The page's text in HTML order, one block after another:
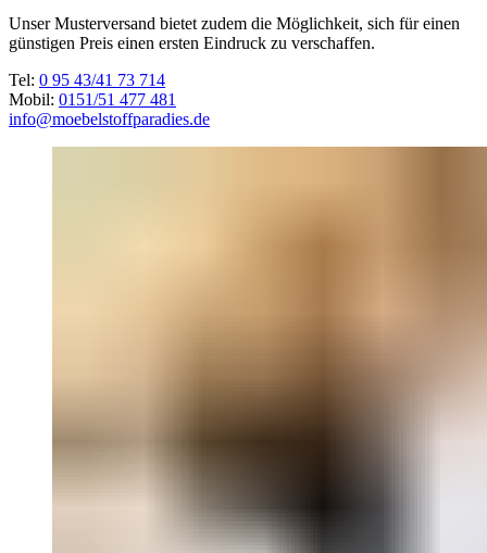
Unser Musterversand bietet zudem die Möglichkeit, sich für einen
günstigen Preis einen ersten Eindruck zu verschaffen.
Tel: 0 95 43/41 73 714
Mobil: 0151/51 477 481
info@moebelstoffparadies.de